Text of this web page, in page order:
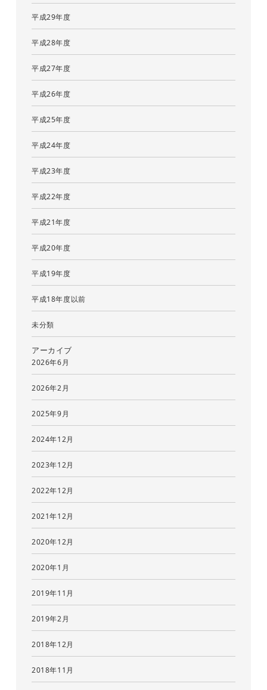
平成29年度
平成28年度
平成27年度
平成26年度
平成25年度
平成24年度
平成23年度
平成22年度
平成21年度
平成20年度
平成19年度
平成18年度以前
未分類
アーカイブ
2026年6月
2026年2月
2025年9月
2024年12月
2023年12月
2022年12月
2021年12月
2020年12月
2020年1月
2019年11月
2019年2月
2018年12月
2018年11月